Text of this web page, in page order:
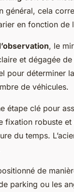
général, cela
en fonction
, le
et dégagée
pour déterminer
de véhicules.
étape clé pour
fixation robuste
du temps.
de
parking ou les